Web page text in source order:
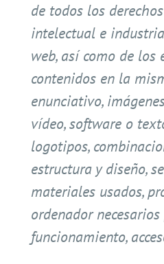
de todos los
intelectual e
web, así como de los
contenidos en la
enunciativo,
vídeo, software o
logotipos,
estructura y diseño,
materiales usados,
ordenador
funcionamiento,